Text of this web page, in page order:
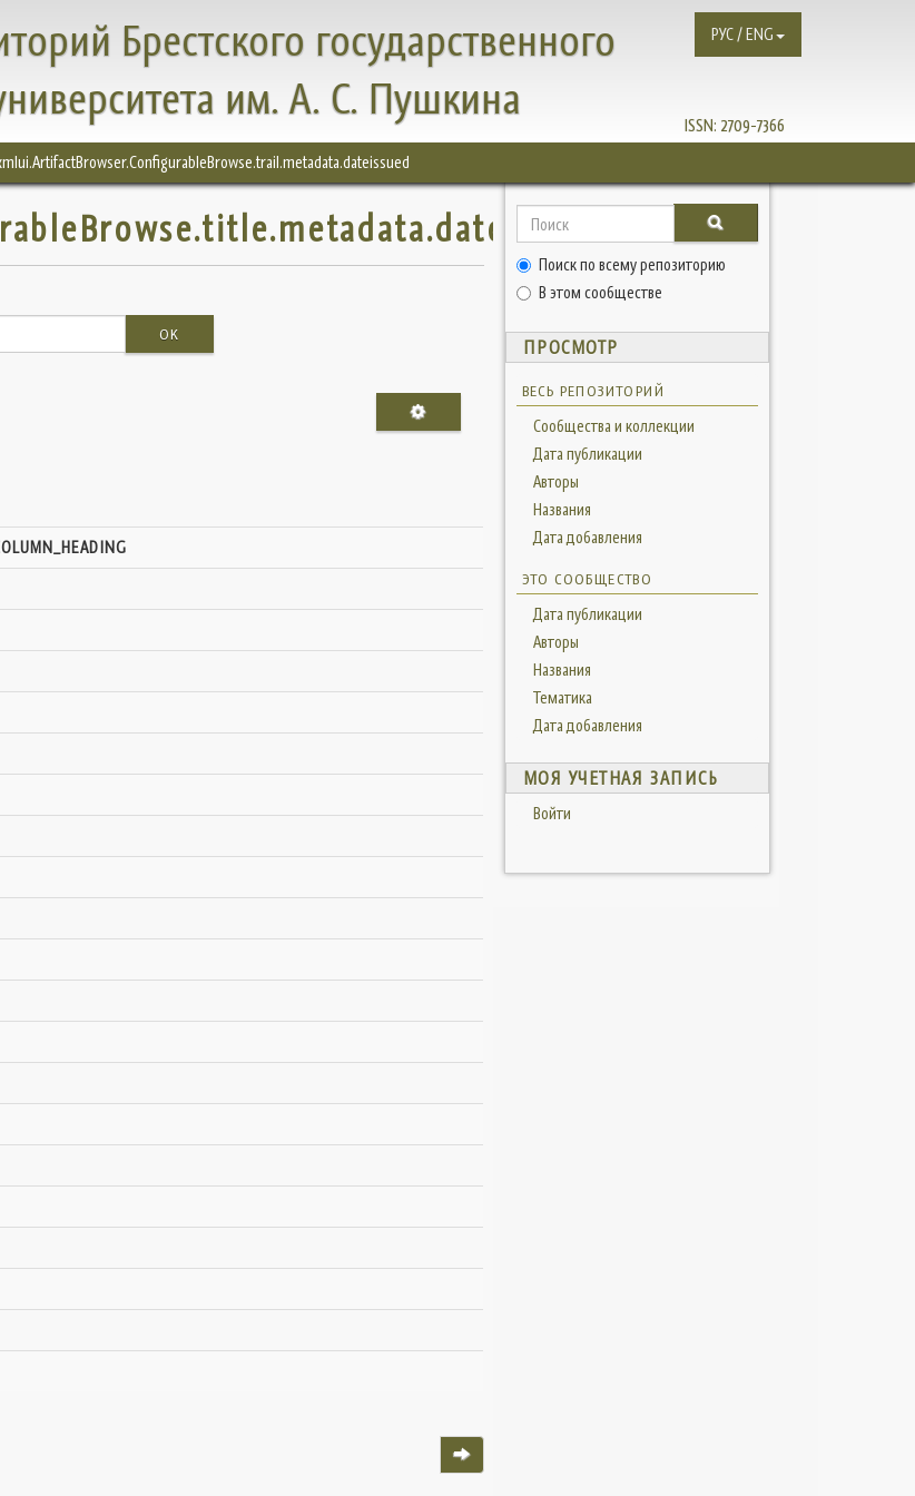
Брестского государственного
им. А. С. Пушкина
ISSN: 2709-7366
РУС / ENG
OK
Поиск по всему репозиторию
В этом сообществе
ПРОСМОТР
ВЕСЬ РЕПОЗИТОРИЙ
Сообщества и коллекции
Дата публикации
Авторы
Названия
Дата добавления
ЭТО СООБЩЕСТВО
Дата публикации
Авторы
Названия
Тематика
Дата добавления
МОЯ УЧЕТНАЯ ЗАПИСЬ
Войти